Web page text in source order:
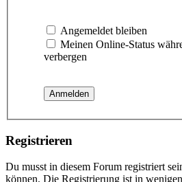
Angemeldet bleiben
Meinen Online-Status
verbergen
Registrieren
Du musst in diesem Forum registriert
können. Die Registrierung ist in